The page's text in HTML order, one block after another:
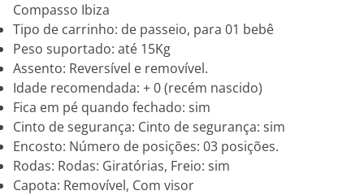
Compasso Ibiza
Tipo de carrinho: de passeio, para 01 bebê
Peso suportado: até 15Kg
Assento: Reversível e removível.
Idade recomendada: + 0 (recém nascido)
Fica em pé quando fechado: sim
Cinto de segurança: Cinto de segurança: sim
Encosto: Número de posições: 03 posições.
Rodas: Rodas: Giratórias, Freio: sim
Capota: Removível, Com visor